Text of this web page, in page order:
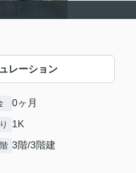
レーション
0ヶ月
1K
3階/3階建